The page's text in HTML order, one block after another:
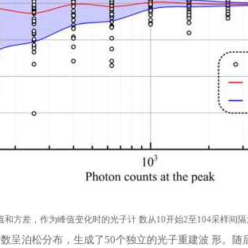
和方差，作为峰值变化时的光子计 数从10开始2至104采样间隔
呈泊松分布，生成了50个独立的光子重建波 形。随